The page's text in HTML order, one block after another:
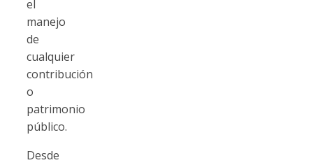
el
manejo
de
cualquier
contribución
o
patrimonio
público.
Desde